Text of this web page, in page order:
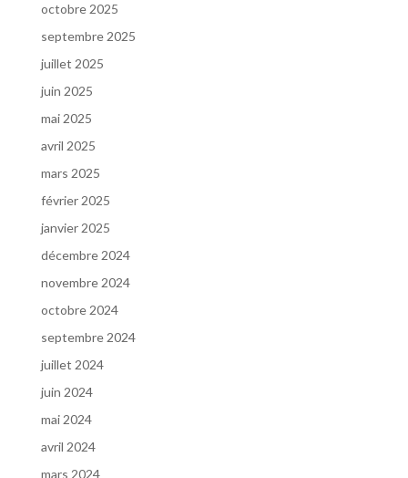
octobre 2025
septembre 2025
juillet 2025
juin 2025
mai 2025
avril 2025
mars 2025
février 2025
janvier 2025
décembre 2024
novembre 2024
octobre 2024
septembre 2024
juillet 2024
juin 2024
mai 2024
avril 2024
mars 2024